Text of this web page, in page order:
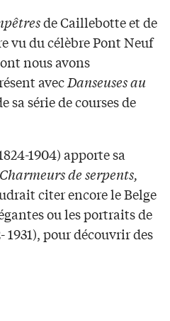
de Caillebotte et de
vu du célèbre Pont Neuf
nous avons
avecDanseuses au
sa série de courses de
1904) apporte sa
Charmeurs de serpents,
citer encore le Belge
ou les portraits de
pour découvrir des